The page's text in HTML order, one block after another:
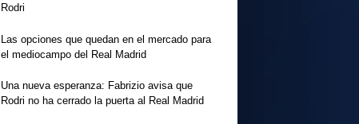
Rodri
Las opciones que quedan en el mercado para
el mediocampo del Real Madrid
Una nueva esperanza: Fabrizio avisa que
Rodri no ha cerrado la puerta al Real Madrid